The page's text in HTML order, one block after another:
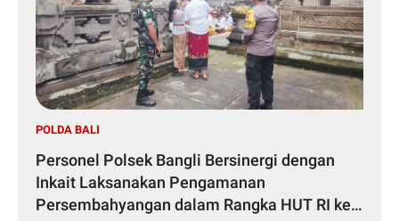
POLDA BALI
Personel Polsek Bangli Bersinergi dengan
Inkait Laksanakan Pengamanan
Persembahyangan dalam Rangka HUT RI ke-